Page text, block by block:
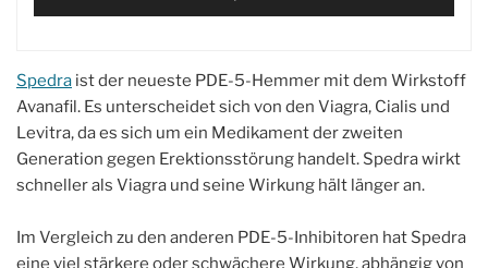
Spedra ist der neueste PDE-5-Hemmer mit dem Wirkstoff
Avanafil. Es unterscheidet sich von den Viagra, Cialis und
Levitra, da es sich um ein Medikament der zweiten
Generation gegen Erektionsstörung handelt. Spedra wirkt
schneller als Viagra und seine Wirkung hält länger an.
Im Vergleich zu den anderen PDE-5-Inhibitoren hat Spedra
eine viel stärkere oder schwächere Wirkung, abhängig von